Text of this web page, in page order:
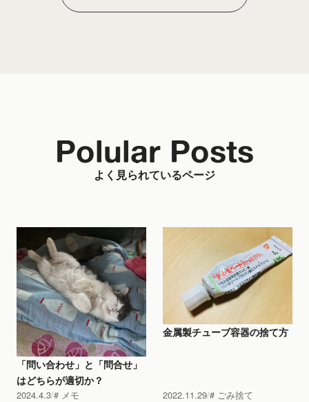
よく見られているページ
Polular Posts
「問い合わせ」と「問合せ」
はどちらが適切か？
2024.4.3 メモ
金属製チューブ容器の捨て方
2022.11.29 ごみ捨て